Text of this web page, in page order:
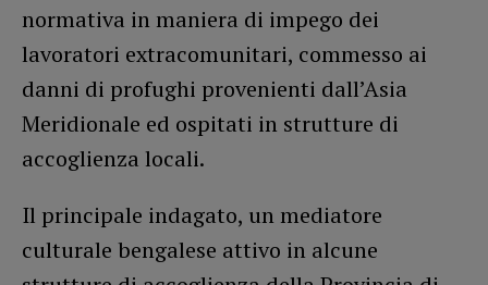
normativa in maniera di impego dei
lavoratori extracomunitari, commesso ai
danni di profughi provenienti dall’Asia
Meridionale ed ospitati in strutture di
accoglienza locali.
Il principale indagato, un mediatore
culturale bengalese attivo in alcune